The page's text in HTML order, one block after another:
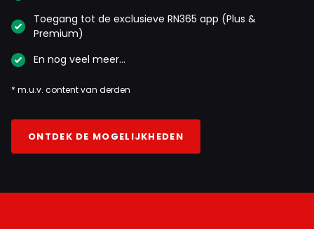
Toegang tot de exclusieve RN365 app (Plus &
Premium)
En nog veel meer…
* m.u.v. content van derden
ONTDEK DE MOGELIJKHEDEN